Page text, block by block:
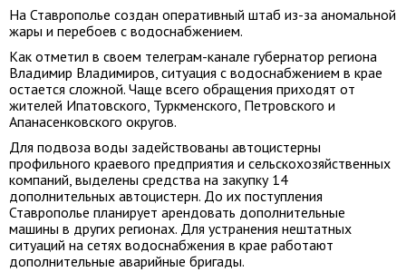
На Ставрополье создан оперативный штаб из-за аномальной
жары и перебоев с водоснабжением.
Как отметил в своем телеграм-канале губернатор региона
Владимир Владимиров, ситуация с водоснабжением в крае
остается сложной. Чаще всего обращения приходят от
жителей Ипатовского, Туркменского, Петровского и
Апанасенковского округов.
Для подвоза воды задействованы автоцистерны
профильного краевого предприятия и сельскохозяйственных
компаний, выделены средства на закупку 14
дополнительных автоцистерн. До их поступления
Ставрополье планирует арендовать дополнительные
машины в других регионах. Для устранения нештатных
ситуаций на сетях водоснабжения в крае работают
дополнительные аварийные бригады.